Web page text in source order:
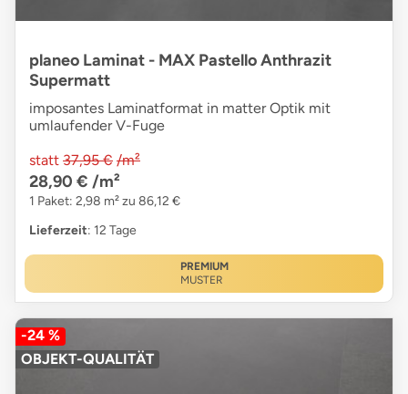
planeo Laminat - MAX Pastello Anthrazit
Supermatt
imposantes Laminatformat in matter Optik mit
umlaufender V-Fuge
statt 37,95 € /m²
28,90 € /m²
1 Paket: 2,98 m² zu 86,12 €
Lieferzeit: 12 Tage
PREMIUM
MUSTER
-24 %
OBJEKT-QUALITÄT